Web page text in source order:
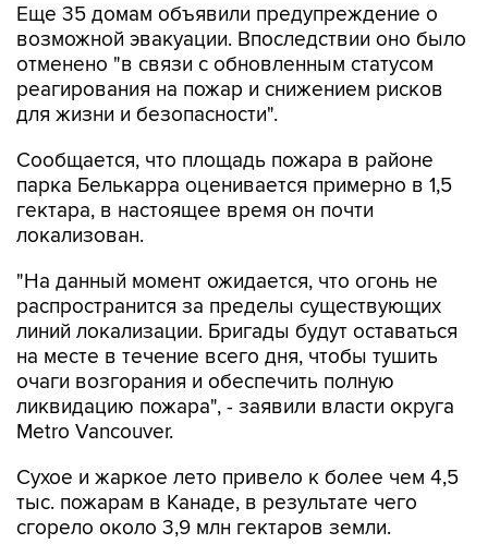
Еще 35 домам объявили предупреждение о
возможной эвакуации. Впоследствии оно было
отменено "в связи с обновленным статусом
реагирования на пожар и снижением рисков
для жизни и безопасности".
Сообщается, что площадь пожара в районе
парка Белькарра оценивается примерно в 1,5
гектара, в настоящее время он почти
локализован.
"На данный момент ожидается, что огонь не
распространится за пределы существующих
линий локализации. Бригады будут оставаться
на месте в течение всего дня, чтобы тушить
очаги возгорания и обеспечить полную
ликвидацию пожара", - заявили власти округа
Metro Vancouver.
Сухое и жаркое лето привело к более чем 4,5
тыс. пожарам в Канаде, в результате чего
сгорело около 3,9 млн гектаров земли.